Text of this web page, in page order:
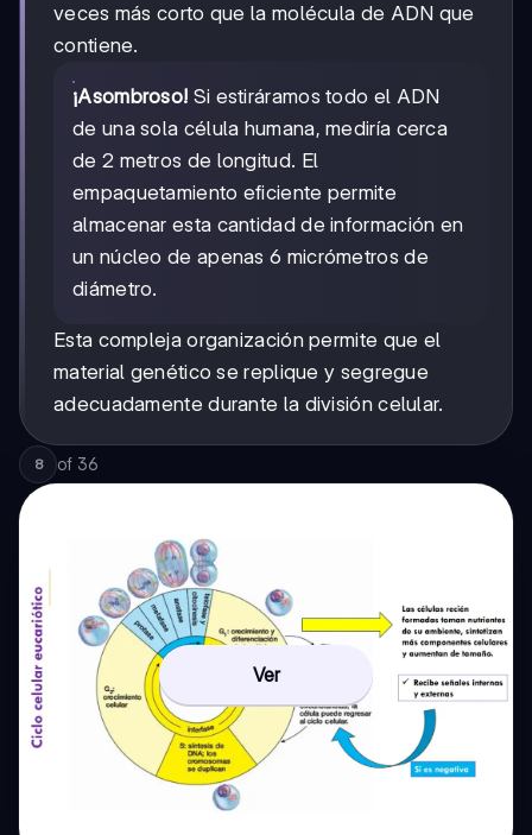
veces más corto que la molécula de ADN que
contiene.
¡Asombroso! Si estiráramos todo el ADN
de una sola célula humana, mediría cerca
de 2 metros de longitud. El
empaquetamiento eficiente permite
almacenar esta cantidad de información en
un núcleo de apenas 6 micrómetros de
diámetro.
Esta compleja organización permite que el
material genético se replique y segregue
adecuadamente durante la división celular.
8 of 36
Ver